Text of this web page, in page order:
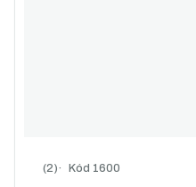
Průměrné hodnocení
Kód 1600